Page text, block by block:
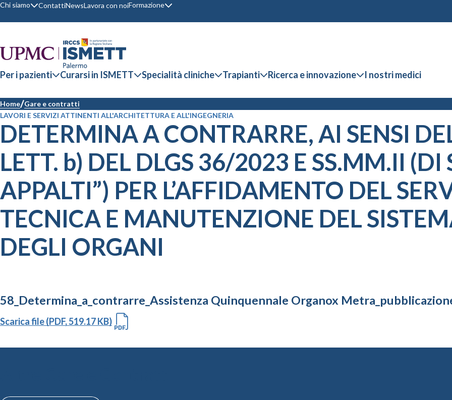
Chi siamo ContattiNewsLavora con noiFormazione
Per i pazienti Curarsi in ISMETT Specialità cliniche Trapianti Ricerca e innovazione I nostri medici
Home Gare e contratti
LAVORI E SERVIZI ATTINENTI ALL'ARCHITETTURA E ALL'INGEGNERIA
DETERMINA A CONTRARRE, AI SENSI
LETT. b) DEL DLGS 36/2023 E SS.MM.II (DI
APPALTI”) PER L’AFFIDAMENTO DEL
TECNICA E MANUTENZIONE DEL
DEGLI ORGANI
58_Determina_a_contrarre_Assistenza Quinquennale Organox
Scarica file (PDF, 519.17 KB)